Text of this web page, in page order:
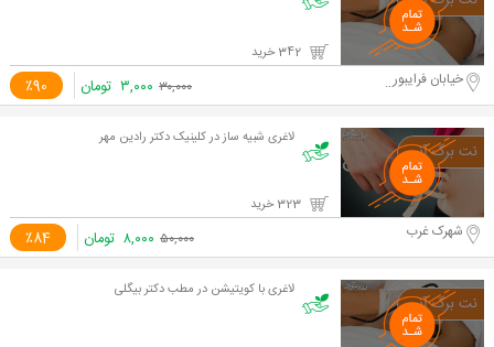
٪90 خیابان فرایبورگ ۳۰,۰۰۰ ۳,۰۰۰ تومان
لاغری شبیه ساز در کلینیک دکتر رادین مهر
٪84 شهرک غرب ۵۰,۰۰۰ ۸,۰۰۰ تومان
لاغری با کویتیشن در مطب دکتر بیگلی